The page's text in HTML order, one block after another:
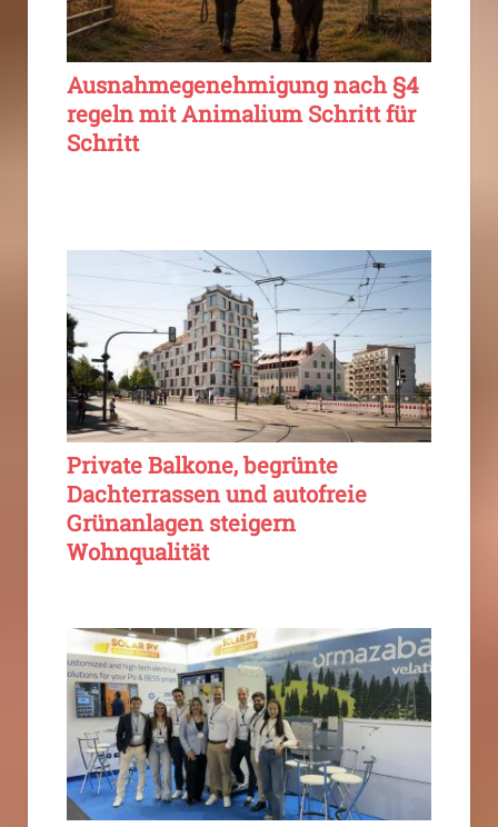
Ausnahmegenehmigung nach §4
regeln mit Animalium Schritt für
Schritt
Private Balkone, begrünte
Dachterrassen und autofreie
Grünanlagen steigern
Wohnqualität